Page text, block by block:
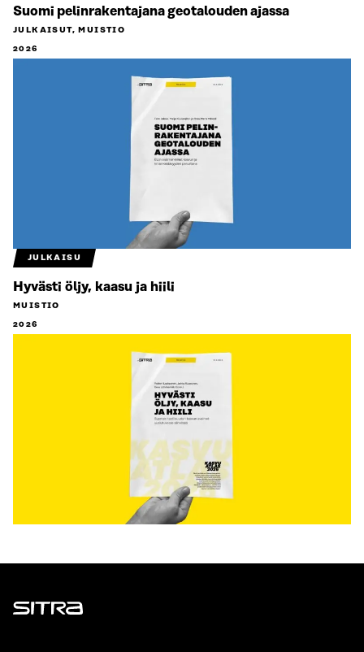
Suomi pelinrakentajana geotalouden ajassa
JULKAISUT, MUISTIO
2026
JULKAISU
Hyvästi öljy, kaasu ja hiili
MUISTIO
2026
Sitra